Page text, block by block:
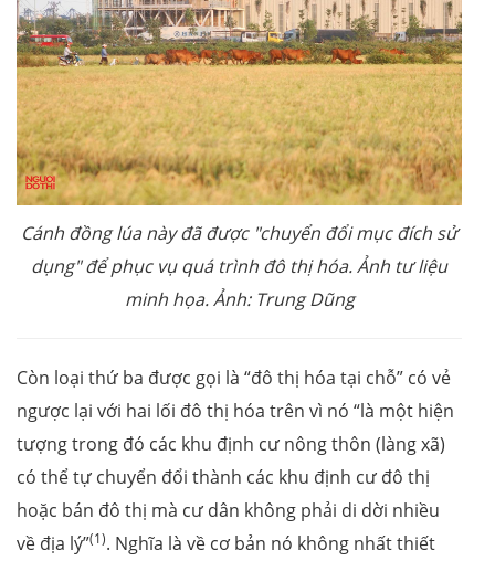
Cánh đồng lúa này đã được "chuyển đổi mục đích sử
dụng" để phục vụ quá trình đô thị hóa. Ảnh tư liệu
minh họa. Ảnh: Trung Dũng
Còn loại thứ ba được gọi là “đô thị hóa tại chỗ” có vẻ
ngược lại với hai lối đô thị hóa trên vì nó “là một hiện
tượng trong đó các khu định cư nông thôn (làng xã)
có thể tự chuyển đổi thành các khu định cư đô thị
hoặc bán đô thị mà cư dân không phải di dời nhiều
về địa lý”(1). Nghĩa là về cơ bản nó không nhất thiết